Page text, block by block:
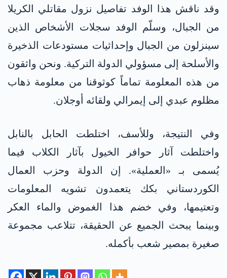
وقد ناقش هذا الوفد تفاصيل نزول مقاتلي الكريلا
من الجبال، وسلّم الوفد سجلات الأشخاص الذين
سينزلون من الجبال وإحداثيات مستودعات الذخيرة
والأسلحة إلى مسؤولي الدولة التركية. ونحن واثقون
من هذه المعلومة تماماً كوثوقنا من معلومة ذهاب
مظلوم عبدي إلى إيمرالي ولقائه أوجلان.
وفي النتيجة، وللأسف، اختلطت الحابل بالنابل
واختلطت آثار حوافر الخيول بآثار الكلاب فيما
يُسمى بـ «العملية». إن الدولة وحزب العمال
الكوردستاني بكك يتعمدون تشويه المعلومات
وتعتيمها، وفي خضم هذا الغموض والماء العكر
وبينما يبحث الجميع عن الحقيقة، تتلاعب مجموعة
صغيرة بمصير شعب بأكمله.